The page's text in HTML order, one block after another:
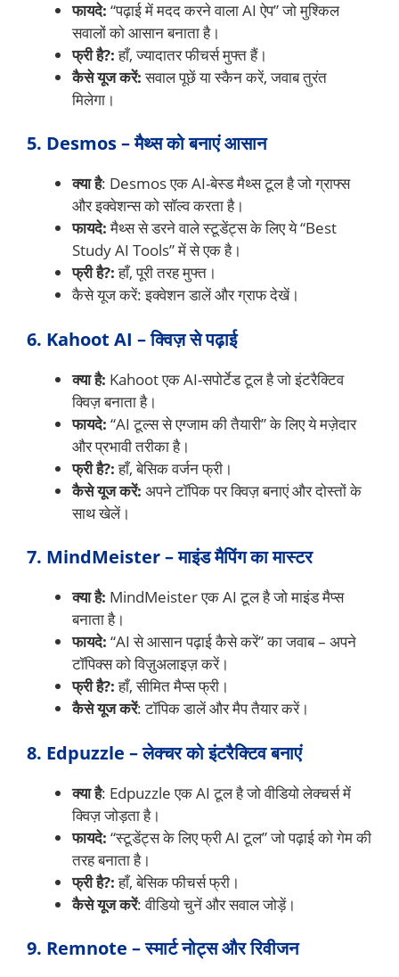
फायदे: “पढ़ाई में मदद करने वाला AI ऐप” जो मुश्किल
सवालों को आसान बनाता है।
फ्री है?:हाँ, ज्यादातर फीचर्स मुफ्त हैं।
कैसे यूज करें:सवाल पूछें या स्कैन करें, जवाब तुरंत
मिलेगा।
5. Desmos – मैथ्स को बनाएं आसान
क्या है: Desmos एक AI-बेस्ड मैथ्स टूल है जो ग्राफ्स
और इक्वेशन्स को सॉल्व करता है।
फायदे:मैथ्स से डरने वाले स्टूडेंट्स के लिए ये “Best
Study AI Tools” में से एक है।
फ्री है?:हाँ, पूरी तरह मुफ्त।
कैसे यूज करें: इक्वेशन डालें और ग्राफ देखें।
6. Kahoot AI – क्विज़ से पढ़ाई
क्या है: Kahoot एक AI-सपोर्टेड टूल है जो इंटरैक्टिव
क्विज़ बनाता है।
फायदे: “AI टूल्स से एग्जाम की तैयारी” के लिए ये मज़ेदार
और प्रभावी तरीका है।
फ्री है?:हाँ, बेसिक वर्जन फ्री।
कैसे यूज करें: अपने टॉपिक पर क्विज़ बनाएं और दोस्तों के
साथ खेलें।
7. MindMeister – माइंड मैपिंग का मास्टर
क्या है: MindMeister एक AI टूल है जो माइंड मैप्स
बनाता है।
फायदे: “AI से आसान पढ़ाई कैसे करें” का जवाब – अपने
टॉपिक्स को विज़ुअलाइज़ करें।
फ्री है?:हाँ, सीमित मैप्स फ्री।
कैसे यूज करें: टॉपिक डालें और मैप तैयार करें।
8. Edpuzzle – लेक्चर को इंटरैक्टिव बनाएं
क्या है: Edpuzzle एक AI टूल है जो वीडियो लेक्चर्स में
क्विज़ जोड़ता है।
फायदे: “स्टूडेंट्स के लिए फ्री AI टूल” जो पढ़ाई को गेम की
तरह बनाता है।
फ्री है?:हाँ, बेसिक फीचर्स फ्री।
कैसे यूज करें: वीडियो चुनें और सवाल जोड़ें।
9. Remnote – स्मार्ट नोट्स और रिवीजन